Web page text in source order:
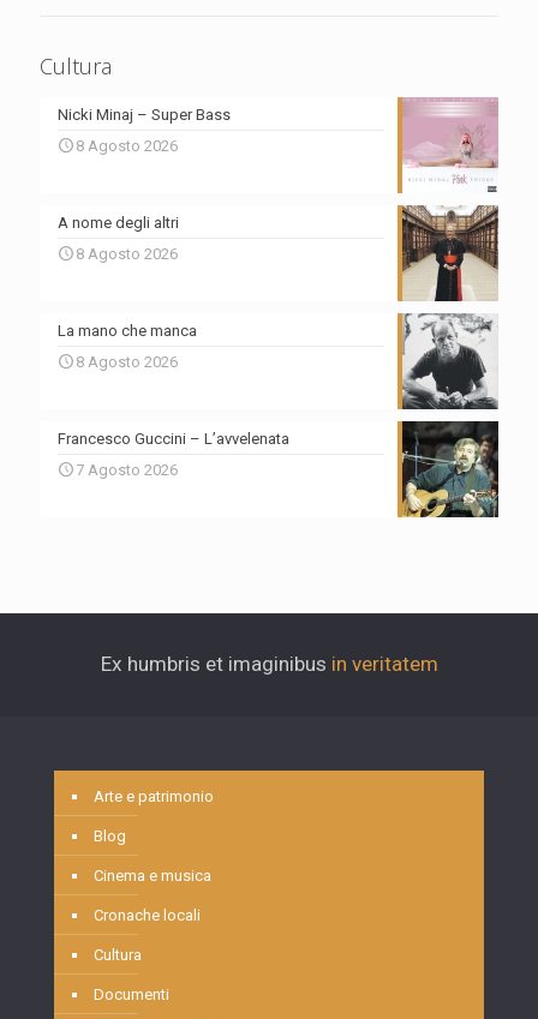
Cultura
Nicki Minaj – Super Bass
8 Agosto 2026
A nome degli altri
8 Agosto 2026
La mano che manca
8 Agosto 2026
Francesco Guccini – L’avvelenata
7 Agosto 2026
Ex humbris et imaginibus in veritatem
Arte e patrimonio
Blog
Cinema e musica
Cronache locali
Cultura
Documenti